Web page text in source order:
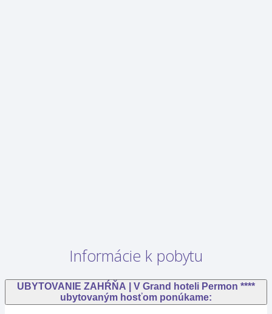
Informácie k pobytu
UBYTOVANIE ZAHŔŇA | V Grand hoteli Permon ****
ubytovaným hosťom ponúkame: